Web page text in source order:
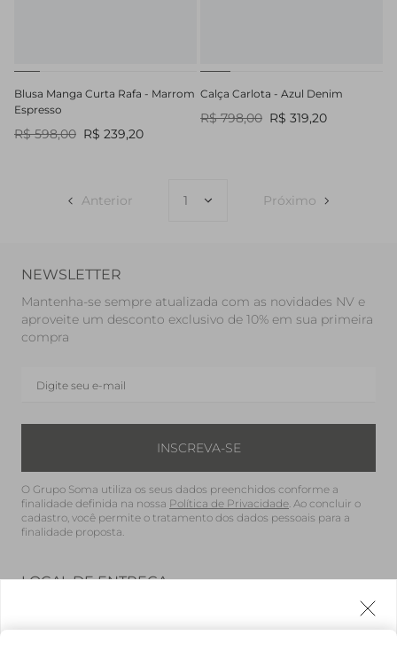
Blusa Manga Curta Rafa - Marrom
Espresso
R$ 598,00 R$ 239,20
Calça Carlota - Azul Denim
R$ 798,00 R$ 319,20
Anterior Próximo
NEWSLETTER
Mantenha-se sempre atualizada com as novidades NV e
aproveite um desconto exclusivo de 10% em sua primeira
compra
INSCREVA-SE
O Grupo Soma utiliza os seus dados preenchidos conforme a
finalidade definida na nossa Política de Privacidade. Ao concluir o
cadastro, você permite o tratamento dos dados pessoais para a
finalidade proposta.
LOCAL DE ENTREGA